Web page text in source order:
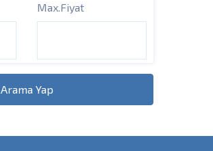
Max.Fiyat
Arama Yap